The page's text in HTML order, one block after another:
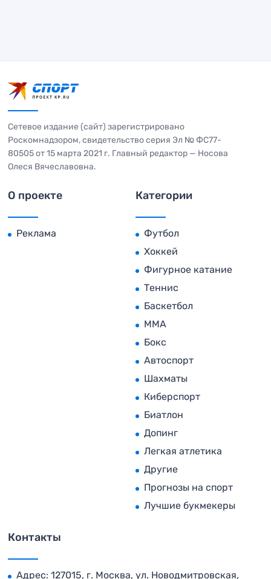
Сетевое издание (сайт) зарегистрировано
Роскомнадзором, свидетельство серия Эл № ФС77-
80505 от 15 марта 2021 г. Главный редактор — Носова
Олеся Вячеславовна.
О проекте
Реклама
Категории
Футбол
Хоккей
Фигурное катание
Теннис
Баскетбол
MMA
Бокс
Автоспорт
Шахматы
Киберспорт
Биатлон
Допинг
Легкая атлетика
Другие
Прогнозы на спорт
Лучшие букмекеры
Контакты
Адрес: 127015, г. Москва, ул. Новодмитровская,